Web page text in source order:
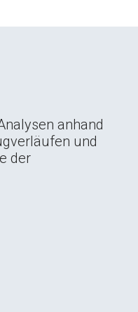
anhand
und
der